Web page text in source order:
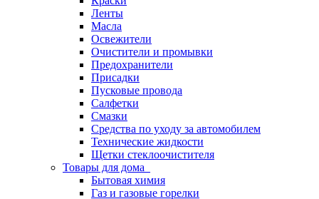
Ленты
Масла
Освежители
Очистители и промывки
Предохранители
Присадки
Пусковые провода
Салфетки
Смазки
Средства по уходу за автомобилем
Технические жидкости
Щетки стеклоочистителя
Товары для дома
Бытовая химия
Газ и газовые горелки